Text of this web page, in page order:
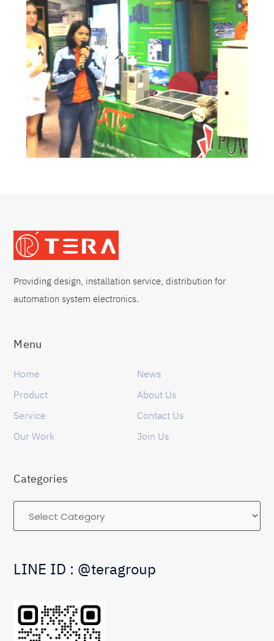
Providing design, installation service, distribution for
automation system electronics.
Menu
Home
News
Product
About Us
Service
Contact Us
Our Work
Join Us
Categories
Categories
LINE ID : @teragroup